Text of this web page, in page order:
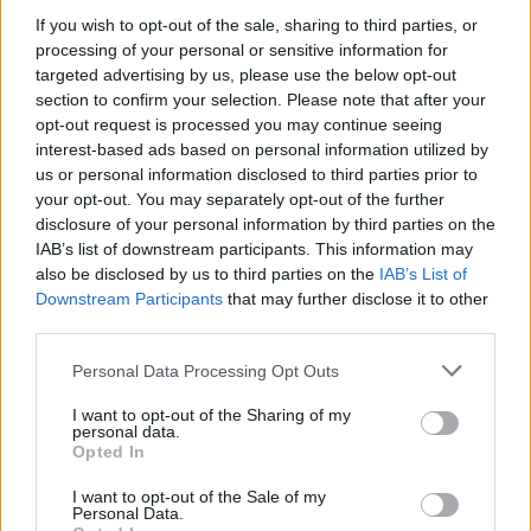
If you wish to opt-out of the sale, sharing to third parties, or
processing of your personal or sensitive information for
targeted advertising by us, please use the below opt-out
section to confirm your selection. Please note that after your
opt-out request is processed you may continue seeing
interest-based ads based on personal information utilized by
us or personal information disclosed to third parties prior to
your opt-out. You may separately opt-out of the further
disclosure of your personal information by third parties on the
IAB’s list of downstream participants. This information may
also be disclosed by us to third parties on the IAB’s List of
Downstream Participants that may further disclose it to other
Please note that this website/app uses one or more Google
not limited to your visit or usage behaviour. You may click to
grant or deny consent to Google and its third-party tags to
use your data for below specified purposes in below Google
consent section.
Personal Data Processing Opt Outs
I want to opt-out of the Sharing of my
personal data.
Opted In
I want to opt-out of the Sale of my
Personal Data.
Országos ellenőrzés indult a hazai akkumulátoripari
üzemekben
Az idei év leglassabb növekedését hozta a június a
kiskereskedelemben
Györfi Mihály több tucat vállalkozással egyeztetett a
kerékpárgyár dolgozóinak megsegítéséről
41 fok fölé forrósodott az ország, Szolnokon pedig egy másik
rekord is megdőlt
Egy telefonhívást akart, végül rendőrök vitték el a mezőtúri
A Tisza kormány minisztere újabb nagy változásokról döntött
munkáltatói jogaikat
Sok volt az igazolatlan hiányzás, Pócs János fizetéslevonást
kapott, más fideszesek még kevesebbet vittek haza